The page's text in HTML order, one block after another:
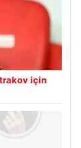
için